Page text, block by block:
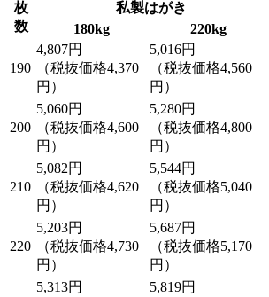
枚
数
私製はがき
180kg 220kg
190
4,807円
（税抜価格4,370
円）
5,016円
（税抜価格4,560
円）
200
5,060円
（税抜価格4,600
円）
5,280円
（税抜価格4,800
円）
210
5,082円
（税抜価格4,620
円）
5,544円
（税抜価格5,040
円）
220
5,203円
（税抜価格4,730
円）
5,687円
（税抜価格5,170
円）
5,313円
5,819円